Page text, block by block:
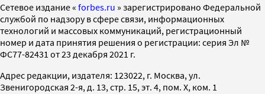
Cетевое издание « forbes.ru » зарегистрировано Федеральной
службой по надзору в сфере связи, информационных
технологий и массовых коммуникаций, регистрационный
номер и дата принятия решения о регистрации: серия Эл №
ФС77-82431 от 23 декабря 2021 г.
Адрес редакции, издателя: 123022, г. Москва, ул.
Звенигородская 2-я, д. 13, стр. 15, эт. 4, пом. X, ком. 1